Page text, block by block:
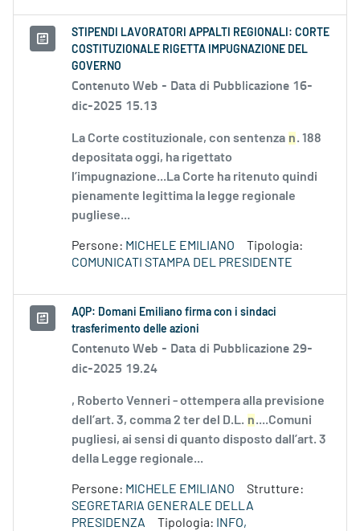
STIPENDI LAVORATORI APPALTI REGIONALI: CORTE
COSTITUZIONALE RIGETTA IMPUGNAZIONE DEL
GOVERNO
Contenuto Web - Data di Pubblicazione 16-
dic-2025 15.13
La Corte costituzionale, con sentenza n. 188
depositata oggi, ha rigettato
l’impugnazione...La Corte ha ritenuto quindi
pienamente legittima la legge regionale
pugliese...
Persone: MICHELE EMILIANO
Tipologia:
COMUNICATI STAMPA DEL PRESIDENTE
AQP: Domani Emiliano firma con i sindaci
trasferimento delle azioni
Contenuto Web - Data di Pubblicazione 29-
dic-2025 19.24
, Roberto Venneri - ottempera alla previsione
dell’art. 3, comma 2 ter del D.L. n....Comuni
pugliesi, ai sensi di quanto disposto dall’art. 3
della Legge regionale...
Persone: MICHELE EMILIANO
Strutture:
SEGRETARIA GENERALE DELLA
PRESIDENZA
Tipologia:
INFO,